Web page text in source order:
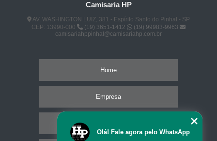
Camisaria HP
AV. WASHINGTON LUIZ, 381 - Espírito Santo do Pinhal - SP
CEP: 13990-000
(19) 3651-1412
(19) 99983-9963
camisariahppinhal@camisariahp.com.br
Home
Empresa
Olá! Fale agora pelo WhatsApp